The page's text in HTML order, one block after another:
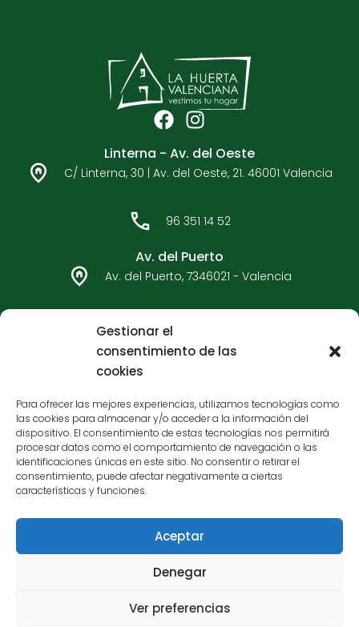
Gestionar el
consentimiento de las
cookies
Para ofrecer las mejores experiencias, utilizamos tecnologías como
las cookies para almacenar y/o acceder a la información del
dispositivo. El consentimiento de estas tecnologías nos permitirá
procesar datos como el comportamiento de navegación o las
identificaciones únicas en este sitio. No consentir o retirar el
consentimiento, puede afectar negativamente a ciertas
características y funciones.
Aceptar
Denegar
Ver preferencias
F
a
c
e
o
k
I
s
t
g
a
m
Linterna - Av. del Oeste
C/ Linterna, 30 | Av. del Oeste, 21. 46001 Valencia
96 351 14 52
Av. del Puerto
Av. del Puerto, 7346021 - Valencia
96 362 33 92
Carteros - Bulervard Sur
C/ Carteros, 7546017 - Valencia
96 377 65 05
Financiado por la Unión Europea - NextGenerationEU
© 2023 La Huerta Valenciana. Todos los derechos